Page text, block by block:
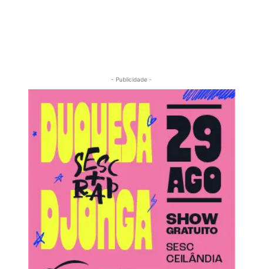
- Publicidade -